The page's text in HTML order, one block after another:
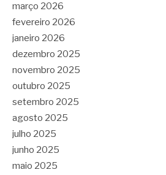
março 2026
fevereiro 2026
janeiro 2026
dezembro 2025
novembro 2025
outubro 2025
setembro 2025
agosto 2025
julho 2025
junho 2025
maio 2025